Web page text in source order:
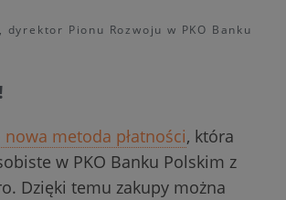
Pionu Rozwoju w PKO Banku
metoda płatności, która
w PKO Banku Polskim z
Dzięki temu zakupy można